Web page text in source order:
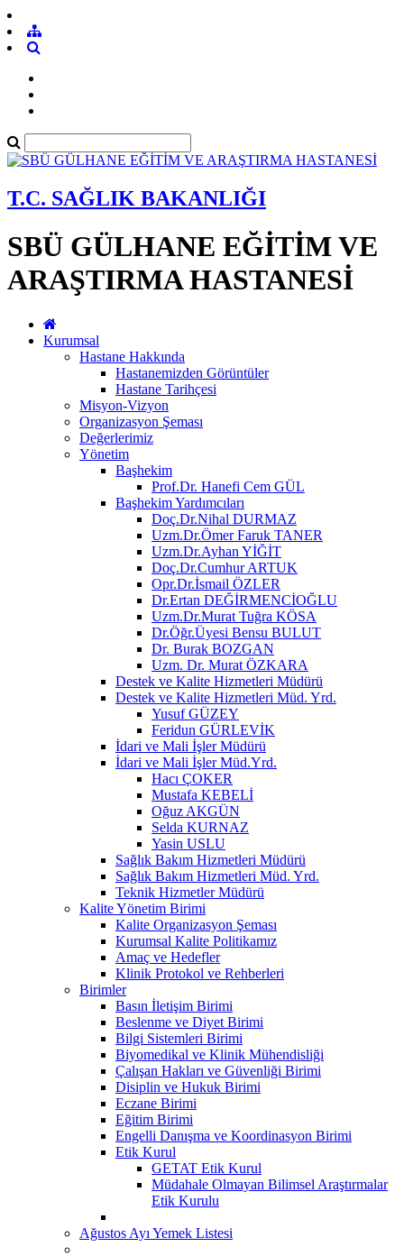
T.C. SAĞLIK BAKANLIĞI
SBÜ GÜLHANE EĞİTİM VE
ARAŞTIRMA HASTANESİ
Kurumsal
Hastane Hakkında
Hastanemizden Görüntüler
Hastane Tarihçesi
Misyon-Vizyon
Organizasyon Şeması
Değerlerimiz
Yönetim
Başhekim
Prof.Dr. Hanefi Cem GÜL
Başhekim Yardımcıları
Doç.Dr.Nihal DURMAZ
Uzm.Dr.Ömer Faruk TANER
Uzm.Dr.Ayhan YİĞİT
Doç.Dr.Cumhur ARTUK
Opr.Dr.İsmail ÖZLER
Dr.Ertan DEĞİRMENCİOĞLU
Uzm.Dr.Murat Tuğra KÖSA
Dr.Öğr.Üyesi Bensu BULUT
Dr. Burak BOZGAN
Uzm. Dr. Murat ÖZKARA
Destek ve Kalite Hizmetleri Müdürü
Destek ve Kalite Hizmetleri Müd. Yrd.
Yusuf GÜZEY
Feridun GÜRLEVİK
İdari ve Mali İşler Müdürü
İdari ve Mali İşler Müd.Yrd.
Hacı ÇOKER
Mustafa KEBELİ
Oğuz AKGÜN
Selda KURNAZ
Yasin USLU
Sağlık Bakım Hizmetleri Müdürü
Sağlık Bakım Hizmetleri Müd. Yrd.
Teknik Hizmetler Müdürü
Kalite Yönetim Birimi
Kalite Organizasyon Şeması
Kurumsal Kalite Politikamız
Amaç ve Hedefler
Klinik Protokol ve Rehberleri
Birimler
Basın İletişim Birimi
Beslenme ve Diyet Birimi
Bilgi Sistemleri Birimi
Biyomedikal ve Klinik Mühendisliği
Çalışan Hakları ve Güvenliği Birimi
Disiplin ve Hukuk Birimi
Eczane Birimi
Eğitim Birimi
Engelli Danışma ve Koordinasyon Birimi
Etik Kurul
GETAT Etik Kurul
Müdahale Olmayan Bilimsel Araştırmalar
Etik Kurulu
Ağustos Ayı Yemek Listesi